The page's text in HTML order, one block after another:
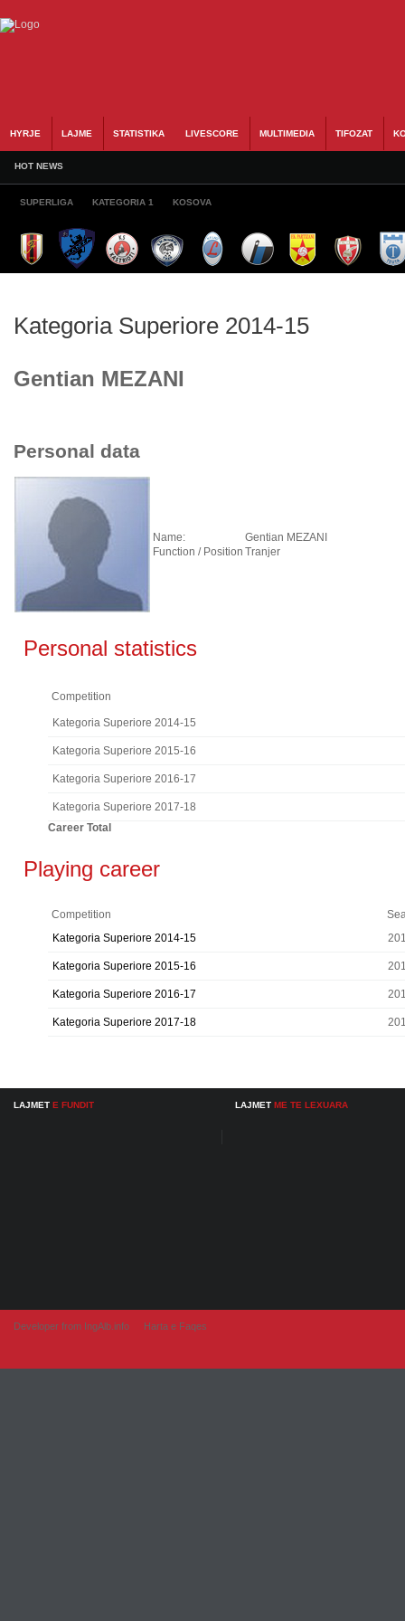
HYRJE LAJME STATISTIKA LIVESCORE MULTIMEDIA TIFOZAT
HOT NEWS
SUPERLIGA KATEGORIA 1 KOSOVA
Kategoria Superiore 2014-15
Gentian MEZANI
Personal data
Name:
Gentian MEZANI
Function / Position Tranjer
Personal statistics
Competition
Kategoria Superiore 2014-15
Kategoria Superiore 2015-16
Kategoria Superiore 2016-17
Kategoria Superiore 2017-18
Career Total
Playing career
Competition
Kategoria Superiore 2014-15
Kategoria Superiore 2015-16
Kategoria Superiore 2016-17
Kategoria Superiore 2017-18
LAJMET E FUNDIT LAJMET ME TE LEXUARA
Developer from IngAlb.info Harta e Faqes